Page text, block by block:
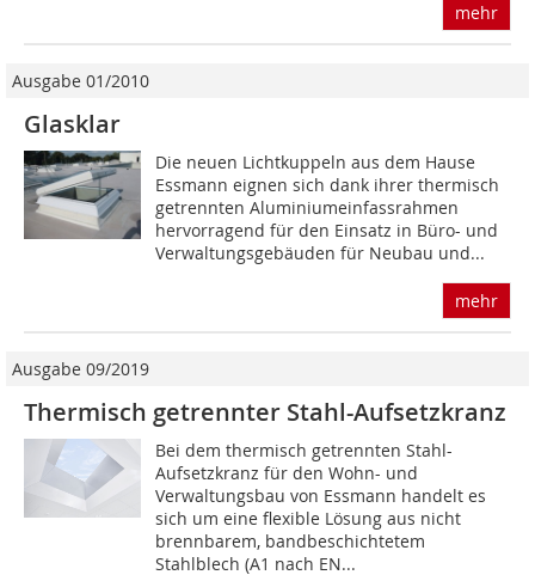
mehr
Ausgabe 01/2010
Glasklar
Die neuen Lichtkuppeln aus dem Hause
Essmann eignen sich dank ihrer thermisch
getrennten Aluminiumeinfassrahmen
hervorragend für den Einsatz in Büro- und
Verwaltungsgebäuden für Neubau und...
mehr
Ausgabe 09/2019
Thermisch getrennter Stahl-Aufsetzkranz
Bei dem thermisch getrennten Stahl-
Aufsetzkranz für den Wohn- und
Verwaltungsbau von Essmann handelt es
sich um eine flexible Lösung aus nicht
brennbarem, bandbeschichtetem
Stahlblech (A1 nach EN...